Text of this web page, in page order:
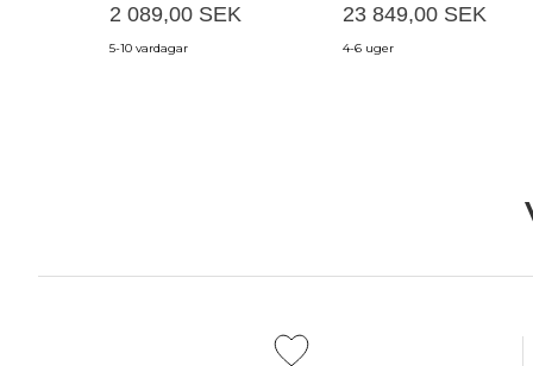
2 089,00 SEK
5-10 vardagar
23 849,00 SEK
4-6 uger